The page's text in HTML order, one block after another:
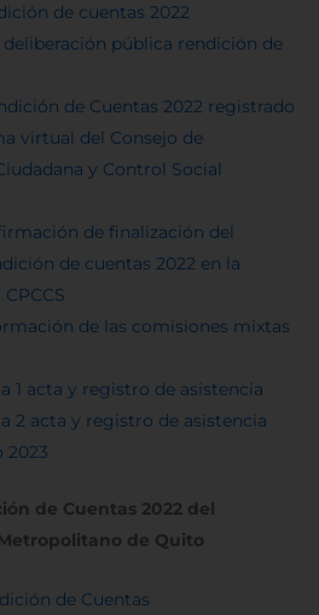
de cuentas 2022
deliberación pública rendición de
de Cuentas 2022 registrado
virtual del Consejo de
y Control Social
de finalización del
de cuentas 2022 en la
de las comisiones mixtas
1 acta y registro de asistencia
2 acta y registro de asistencia
2023
de Cuentas 2022 del
de Quito
de Cuentas